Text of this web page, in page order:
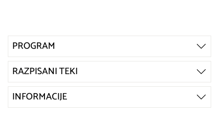
PROGRAM
RAZPISANI TEKI
INFORMACIJE